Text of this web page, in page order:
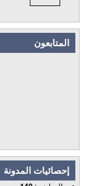
المتابعون
إحصائيات المدونة